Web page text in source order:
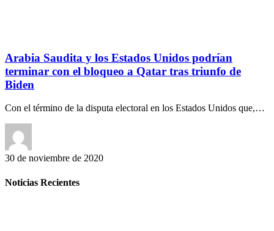
Arabia Saudita y los Estados Unidos podrían
terminar con el bloqueo a Qatar tras triunfo de
Biden
Con el término de la disputa electoral en los Estados Unidos que,…
30 de noviembre de 2020
Noticias Recientes